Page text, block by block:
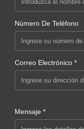
Número De Teléfono
Correo Electrónico *
Mensaje *